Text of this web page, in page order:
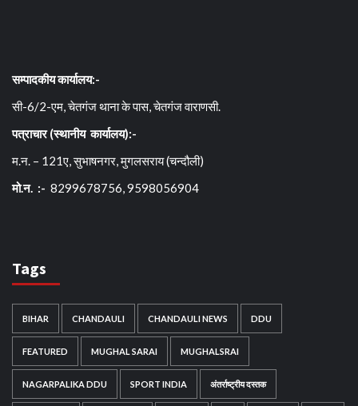
सम्पादकीय कार्यालय:-
सी-6/2-एम, चेतगंज थाना के पास, चेतगंज वाराणसी.
पत्राचार (स्थानीय कार्यालय):-
म.न. – 121ए, सुभाषनगर, मुगलसराय (चन्दौली)
मो.न. :- 8299678756, 9598056904
Tags
BIHAR CHANDAULI CHANDAULI NEWS DDU
FEATURED MUGHAL SARAI MUGHALSRAI
NAGARPALIKA DDU SPORT INDIA अंतर्राष्ट्रीय दस्तक